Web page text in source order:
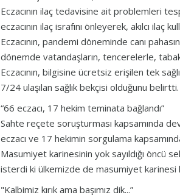
Eczacının ilaç tedavisine ait problemleri
eczacının ilaç israfını önleyerek, akılcı ilaç
Eczacının, pandemi döneminde canı
dönemde vatandaşların, tencerelerle,
Eczacının, bilgisine ücretsiz erişilen tek
7/24 ulaşılan sağlık bekçisi olduğunu belirtti.
“66 eczacı, 17 hekim teminata bağlandı”
Sahte reçete soruşturması kapsamında
eczacı ve 17 hekimin sorgulama
Masumiyet karinesinin yok sayıldığı öncü
isterdi ki ülkemizde de masumiyet karinesi
"Kalbimiz kırık ama başımız dik...”